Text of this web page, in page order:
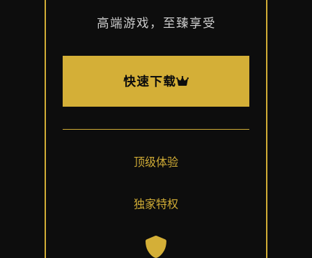
高端游戏，至臻享受
快速下载
顶级体验
独家特权